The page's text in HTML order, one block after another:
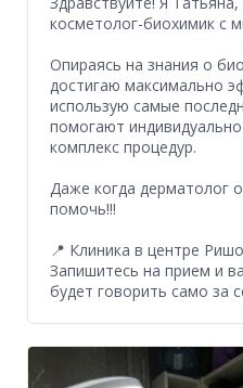
косметолог-биохимик с
Опираясь на знания о
достигаю максимально
использую самые
помогают
комплекс процедур.
Даже когда дерматолог
помочь!!!
📍 Клиника в центре
Запишитесь на прием и
будет говорить само за